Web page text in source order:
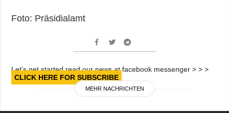
Foto: Präsidialamt
Let’s get started read our news at facebook messenger > > >
CLICK HERE FOR SUBSCRIBE
MEHR NACHRICHTEN